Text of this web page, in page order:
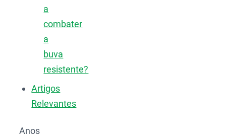
a
combater
a
buva
resistente?
Artigos
Relevantes
Anos